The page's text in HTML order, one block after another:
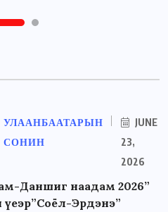
УЛААНБААТАРЫН
СОНИН
JUNE
23,
2026
Даншиг наадам 2026”
Эрдэнэ”